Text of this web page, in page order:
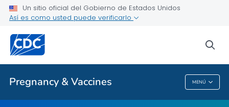
Un sitio oficial del Gobierno de Estados Unidos
Así es como usted puede verificarlo
Pregnancy & Vaccines MENÚ
La seguridad de las vacunas para las futuras mamás
Proveedores de atención médica
Pregnancy & Vaccines